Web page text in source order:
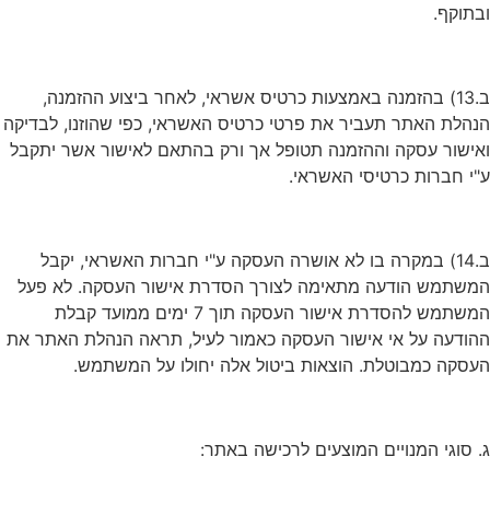
ובתוקף.
ב.13) בהזמנה באמצעות כרטיס אשראי, לאחר ביצוע ההזמנה,
הנהלת האתר תעביר את פרטי כרטיס האשראי, כפי שהוזנו, לבדיקה
ואישור עסקה וההזמנה תטופל אך ורק בהתאם לאישור אשר יתקבל
ע"י חברות כרטיסי האשראי.
ב.14) במקרה בו לא אושרה העסקה ע"י חברות האשראי, יקבל
המשתמש הודעה מתאימה לצורך הסדרת אישור העסקה. לא פעל
המשתמש להסדרת אישור העסקה תוך 7 ימים ממועד קבלת
ההודעה על אי אישור העסקה כאמור לעיל, תראה הנהלת האתר את
העסקה כמבוטלת. הוצאות ביטול אלה יחולו על המשתמש.
ג. סוגי המנויים המוצעים לרכישה באתר: